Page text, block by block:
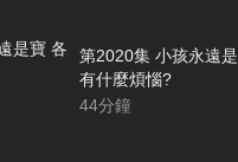
第2020集 小孩永遠
有什麼煩惱?
44分鐘